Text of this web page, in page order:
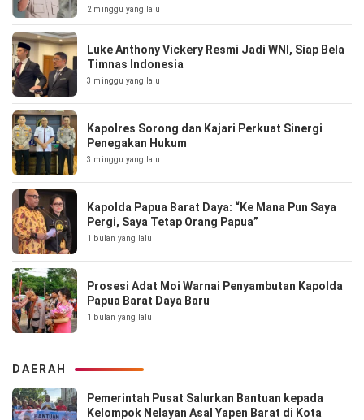
2 minggu yang lalu
Luke Anthony Vickery Resmi Jadi WNI, Siap Bela
Timnas Indonesia
3 minggu yang lalu
Kapolres Sorong dan Kajari Perkuat Sinergi
Penegakan Hukum
3 minggu yang lalu
Kapolda Papua Barat Daya: “Ke Mana Pun Saya
Pergi, Saya Tetap Orang Papua”
1 bulan yang lalu
Prosesi Adat Moi Warnai Penyambutan Kapolda
Papua Barat Daya Baru
1 bulan yang lalu
DAERAH
Pemerintah Pusat Salurkan Bantuan kepada
Kelompok Nelayan Asal Yapen Barat di Kota